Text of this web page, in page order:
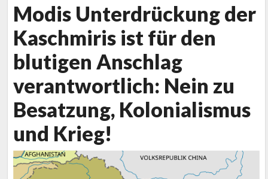
Modis Unterdrückung der
Kaschmiris ist für den
blutigen Anschlag
verantwortlich: Nein zu
Besatzung, Kolonialismus
und Krieg!